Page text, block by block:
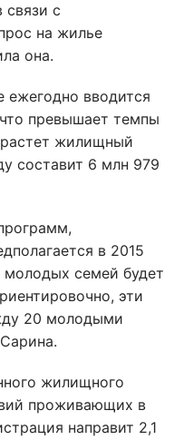
связи с
на жилье
она.
ежегодно вводится
превышает темпы
растет жилищный
составит 6 млн 979
в 2015
молодых семей будет
эти
20 молодыми
жилищного
проживающих в
направит 2,1